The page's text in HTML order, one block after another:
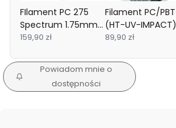
FIlament PC 275
Spectrum 1.75mm
Traffic Black 1kg
159,90 zł
Filament PC/PBT
(HT-UV-IMPACT)
ROSA 3D 1.75mm
89,90 zł
Powiadom mnie o
dostępności